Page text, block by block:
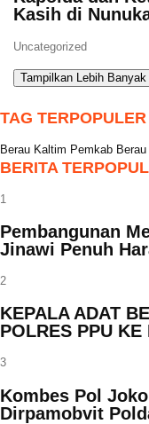
Kasih di
Uncategorized
Tampilkan Lebih Banyak
TAG TERPOPULER
Berau Kaltim Pemkab Berau
BERITA
1
Pembangunan
Jinawi Penuh
2
KEPALA ADAT
POLRES PPU
3
Kombes Pol
Dirpamobvit